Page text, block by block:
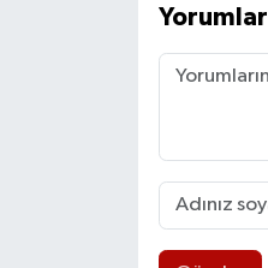
Yorumlar